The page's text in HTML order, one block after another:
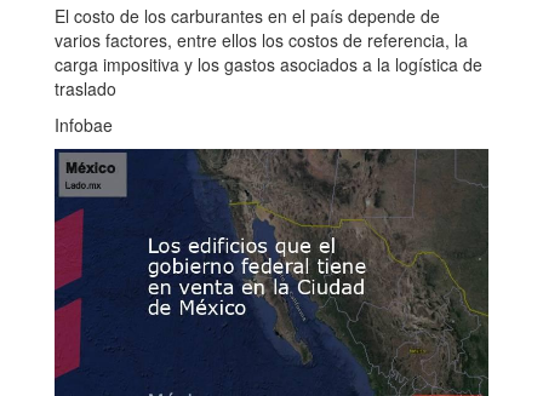
El costo de los carburantes en el país depende de
varios factores, entre ellos los costos de referencia, la
carga impositiva y los gastos asociados a la logística de
traslado
Infobae